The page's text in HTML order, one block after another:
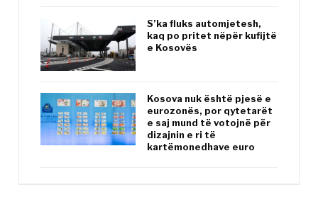
S’ka fluks automjetesh,
kaq po pritet nëpër kufijtë
e Kosovës
Kosova nuk është pjesë e
eurozonës, por qytetarët
e saj mund të votojnë për
dizajnin e ri të
kartëmonedhave euro